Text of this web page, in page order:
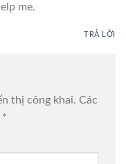
me.
TRẢ LỜI
thị công khai. Các
*